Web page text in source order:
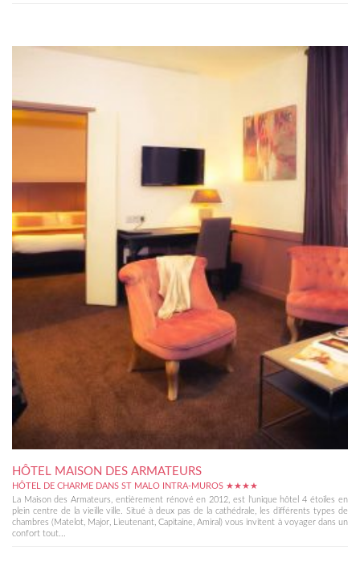
HÔTEL MAISON DES ARMATEURS
HÔTEL DE CHARME DANS ST MALO INTRA-MUROS ★★★★
La Maison des Armateurs, entièrement rénové en 2012, est l'unique hôtel 4 étoiles en
plein centre de la vieille ville. Situé à deux pas de la cathédrale, les différents types de
chambres (Matelot, Major, Lieutenant, Capitaine, Amiral) vous invitent à voyager dans un
confort tout...